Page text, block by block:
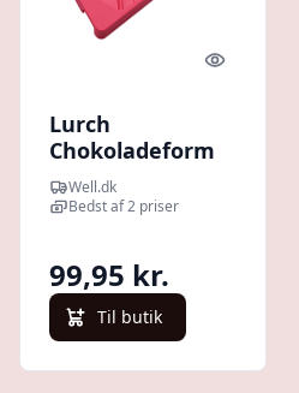
Quick look
Lurch
Chokoladeform
Large (1 stk)
Well.dk
Bedst af 2 priser
99,95 kr.
Til butik